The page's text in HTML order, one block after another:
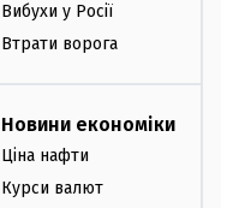
Вибухи у Росії
Втрати ворога
Новини економіки
Ціна нафти
Курси валют